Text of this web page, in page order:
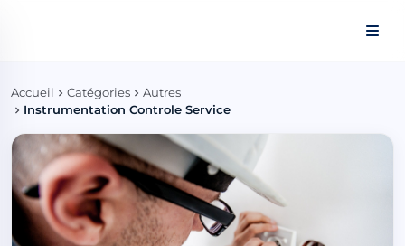
Accueil Catégories
Autres
Instrumentation Controle Service